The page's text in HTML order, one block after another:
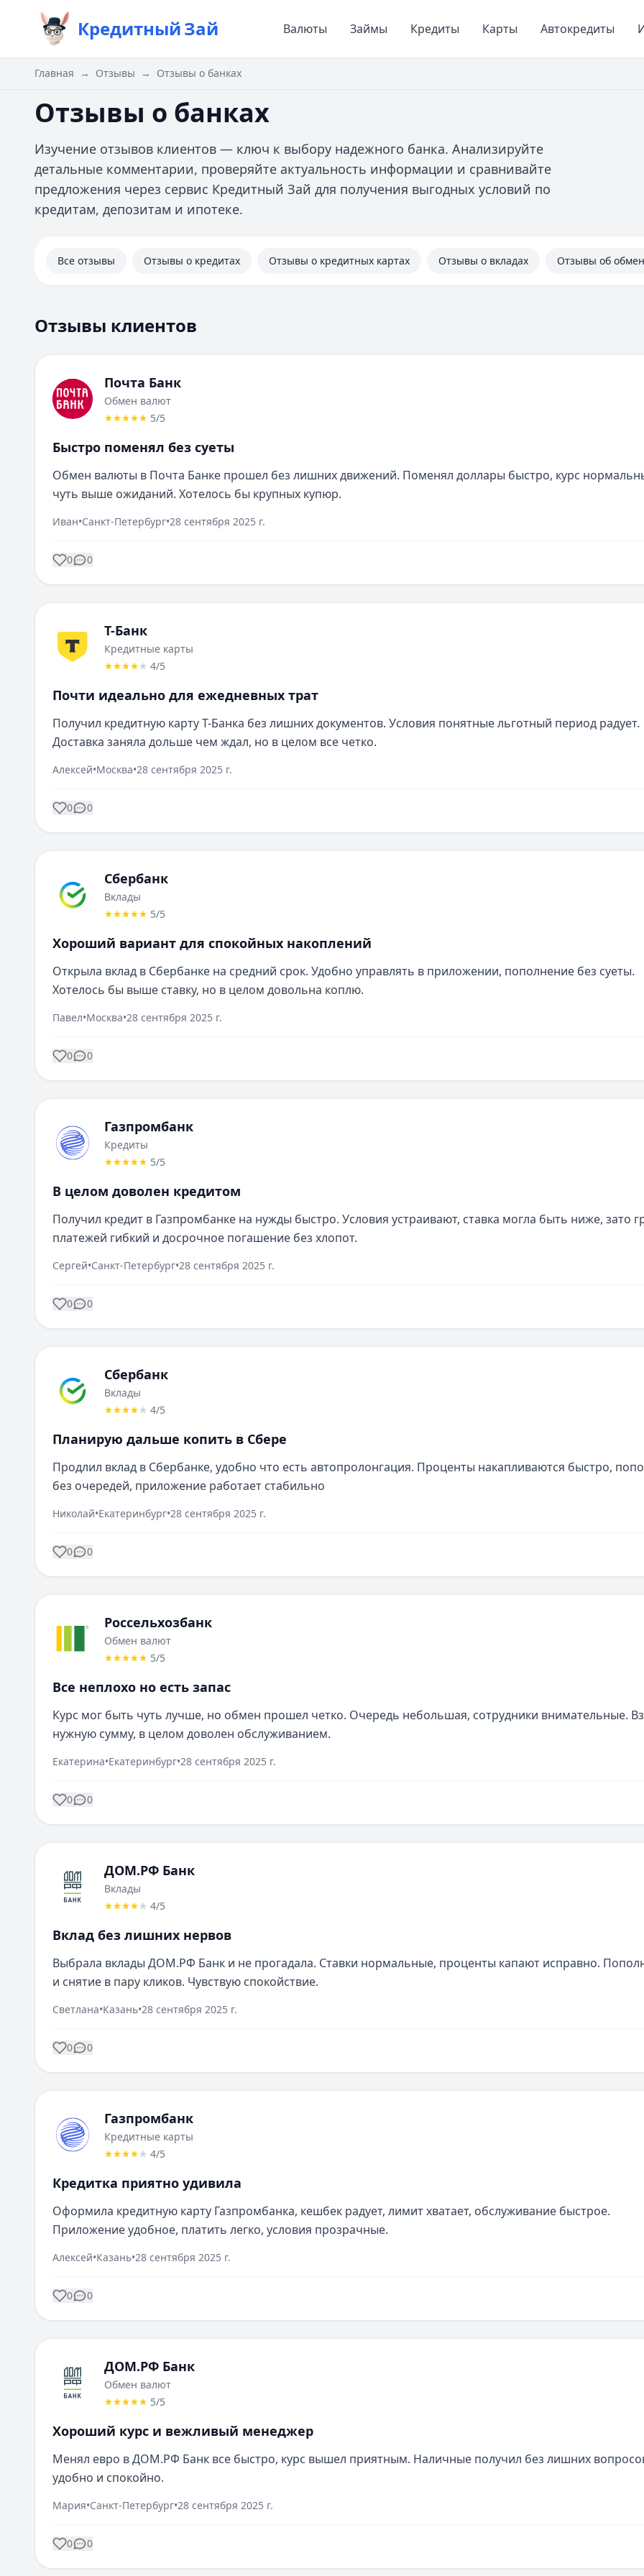
КредитныйЗай Валюты Займы Кредиты Карты Автокредиты
Главная → Отзывы → Отзывы о банках
Отзывы о банках
Изучение отзывов клиентов — ключ к выбору надежного банка. Анализируйте
детальные комментарии, проверяйте актуальность информации и сравнивайте
предложения через сервис Кредитный Зай для получения выгодных условий по
кредитам, депозитам и ипотеке.
Все отзывы Отзывы о кредитах Отзывы о кредитных картах Отзывы о вкладах Отзывы об
Отзывы клиентов
Почта Банк
Обмен валют
5/5
Быстро поменял без суеты
Обмен валюты в Почта Банке прошел без лишних движений. Поменял доллары быстро, курс
чуть выше ожиданий. Хотелось бы крупных купюр.
Иван•Санкт-Петербург•28 сентября 2025 г.
0 0
Т-Банк
Кредитные карты
4/5
Почти идеально для ежедневных трат
Получил кредитную карту Т-Банка без лишних документов. Условия понятные льготный период радует.
Доставка заняла дольше чем ждал, но в целом все четко.
Алексей•Москва•28 сентября 2025 г.
0 0
Сбербанк
Вклады
5/5
Хороший вариант для спокойных накоплений
Открыла вклад в Сбербанке на средний срок. Удобно управлять в приложении, пополнение без суеты.
Хотелось бы выше ставку, но в целом довольна коплю.
Павел•Москва•28 сентября 2025 г.
0 0
Газпромбанк
Кредиты
5/5
В целом доволен кредитом
Получил кредит в Газпромбанке на нужды быстро. Условия устраивают, ставка могла быть ниже, зато
платежей гибкий и досрочное погашение без хлопот.
Сергей•Санкт-Петербург•28 сентября 2025 г.
0 0
Сбербанк
Вклады
4/5
Планирую дальше копить в Сбере
Продлил вклад в Сбербанке, удобно что есть автопролонгация. Проценты накапливаются быстро,
без очередей, приложение работает стабильно
Николай•Екатеринбург•28 сентября 2025 г.
0 0
Россельхозбанк
Обмен валют
5/5
Все неплохо но есть запас
Курс мог быть чуть лучше, но обмен прошел четко. Очередь небольшая, сотрудники внимательные.
нужную сумму, в целом доволен обслуживанием.
Екатерина•Екатеринбург•28 сентября 2025 г.
0 0
ДОМ.РФ Банк
Вклады
4/5
Вклад без лишних нервов
Выбрала вклады ДОМ.РФ Банк и не прогадала. Ставки нормальные, проценты капают исправно.
и снятие в пару кликов. Чувствую спокойствие.
Светлана•Казань•28 сентября 2025 г.
0 0
Газпромбанк
Кредитные карты
4/5
Кредитка приятно удивила
Оформила кредитную карту Газпромбанка, кешбек радует, лимит хватает, обслуживание быстрое.
Приложение удобное, платить легко, условия прозрачные.
Алексей•Казань•28 сентября 2025 г.
0 0
ДОМ.РФ Банк
Обмен валют
5/5
Хороший курс и вежливый менеджер
Менял евро в ДОМ.РФ Банк все быстро, курс вышел приятным. Наличные получил без лишних
удобно и спокойно.
Мария•Санкт-Петербург•28 сентября 2025 г.
0 0